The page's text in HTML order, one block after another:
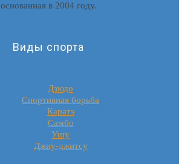
основанная в 2004 году.
Виды спорта
Дзюдо
Спортивная борьба
Каратэ
Самбо
Ушу
Джиу-джитсу